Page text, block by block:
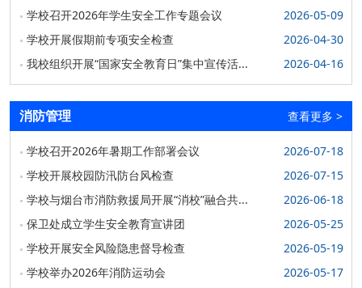
“文明交通 携手共创”122“全国交通安全日”主题宣传
暨文明交通高校行活动启动仪式在我校举行
12月1日上午，由中共烟台市委宣传部、共青团烟台市委、
校园冬季安全防范倡议书
亲爱的同学们：大家好！冬季来临，气温骤降，校园内的环
2024-12-02
学校召开2026年暑期工作部署会议
署假期工作。党委书记孙祥军主持会议并讲话...
2026-07-18
学校召开2026年学生安全工作专题会议
2026-05-09
学校开展假期前专项安全检查
2026-04-30
我校组织开展“国家安全教育日”集中宣传活...
2026-04-16
消防管理 查看更多 >
学校召开2026年暑期工作部署会议
2026-07-18
学校开展校园防汛防台风检查
2026-07-15
学校与烟台市消防救援局开展“消校”融合共...
2026-06-18
保卫处成立学生安全教育宣讲团
2026-05-25
学校开展安全风险隐患督导检查
2026-05-19
学校举办2026年消防运动会
2026-05-17